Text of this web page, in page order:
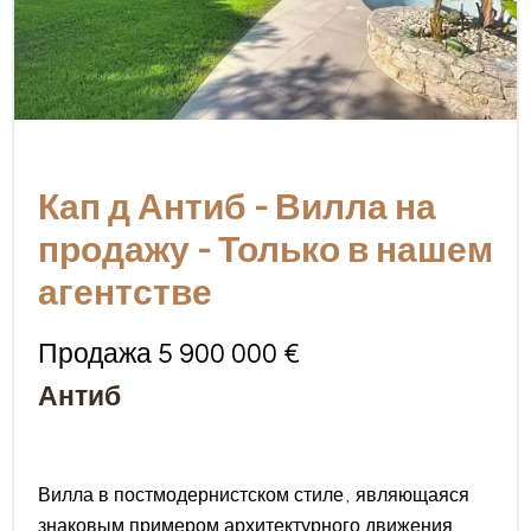
Кап д Антиб - Вилла на
продажу - Только в нашем
агентстве
Продажа 5 900 000 €
Антиб
Вилла в постмодернистском стиле, являющаяся
знаковым примером архитектурного движения